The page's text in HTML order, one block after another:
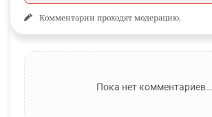
Комментарии проходят модерацию.
Пока нет комментариев…